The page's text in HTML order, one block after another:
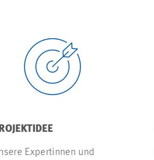
Expertinnen und